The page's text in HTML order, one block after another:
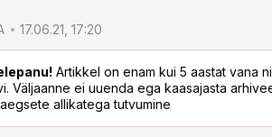
17.06.21, 17:20
Artikkel on enam kui 5 aastat vana
Väljaanne ei uuenda ega kaasajasta
allikatega tutvumine